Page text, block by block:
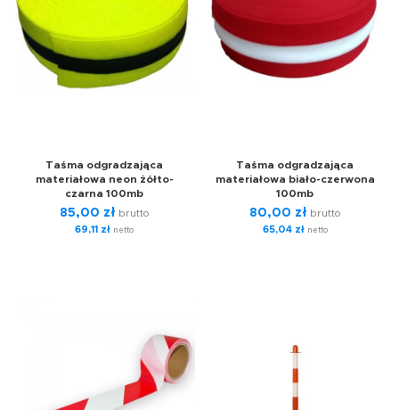
Taśma odgradzająca
materiałowa neon żółto-
czarna 100mb
85,00 zł brutto
69,11 zł netto
Taśma odgradzająca
materiałowa biało-czerwona
100mb
80,00 zł brutto
65,04 złnetto